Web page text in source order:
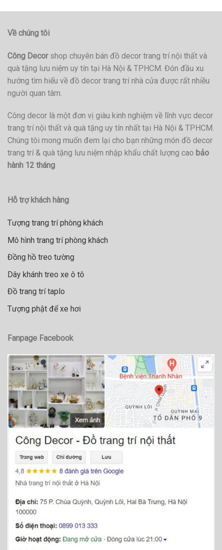
Về chúng tôi
Công Decorshop chuyên bán đồ decor trang trí nội thất và
quà tặng lưu niệm uy tín tại Hà Nội & TPHCM. Đón đầu xu
hướng tìm hiểu về đồ decor trang trí nhà cửa được rất nhiều
người quan tâm.
Công decor là một đơn vị giàu kinh nghiệm về lĩnh vực decor
trang trí nội thất và quà tặng uy tín nhất tại Hà Nội & TPHCM.
Chúng tôi mong muốn đem lại cho bạn những món đồ decor
trang trí & quà tặng lưu niệm nhập khẩu chất lượng cao bảo
hành 12 tháng
Hỗ trợ khách hàng
Tượng trang trí phòng khách
Mô hình trang trí phòng khách
Đồng hồ treo tường
Dây khánh treo xe ô tô
Đồ trang trí taplo
Tượng phật để xe hơi
Fanpage Facebook